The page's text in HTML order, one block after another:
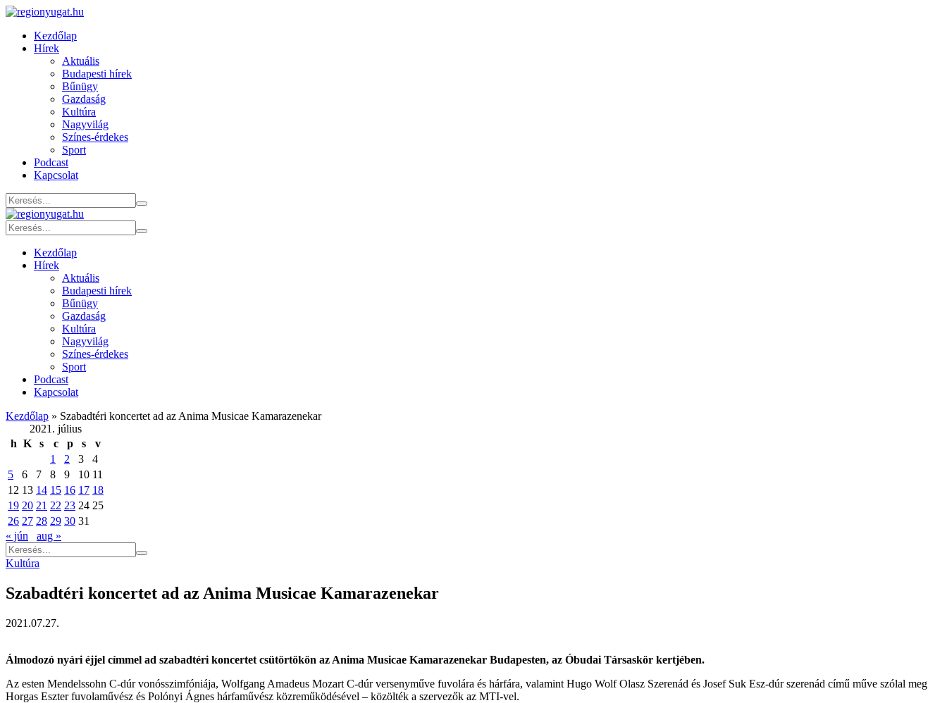
Kezdőlap
Hírek
Aktuális
Budapesti hírek
Bűnügy
Gazdaság
Kultúra
Nagyvilág
Színes-érdekes
Sport
Podcast
Kapcsolat
Kezdőlap
Hírek
Aktuális
Budapesti hírek
Bűnügy
Gazdaság
Kultúra
Nagyvilág
Színes-érdekes
Sport
Podcast
Kapcsolat
Kezdőlap » Szabadtéri koncertet ad az Anima Musicae Kamarazenekar
2021. július
h K s c p s
v
1
2 3
4
5
6 7 8 9 10 11
12 13 14 15 16 17 18
19 20 21 22 23 24 25
26 27 28 29 30 31
« jún
aug »
Kultúra
Szabadtéri koncertet ad az Anima Musicae Kamarazenekar
2021.07.27.
Álmodozó nyári éjjel címmel ad szabadtéri koncertet csütörtökön az Anima Musicae Kamarazenekar Budapesten, az Óbudai Társaskör kertjében.
Az esten Mendelssohn C-dúr vonósszimfóniája, Wolfgang Amadeus Mozart C-dúr versenyműve fuvolára és hárfára, valamint Hugo Wolf Olasz Szerenád és Josef Suk Esz-dúr szerenád című műve szólal meg
Horgas Eszter fuvolaművész és Polónyi Ágnes hárfaművész közreműködésével – közölték a szervezők az MTI-vel.